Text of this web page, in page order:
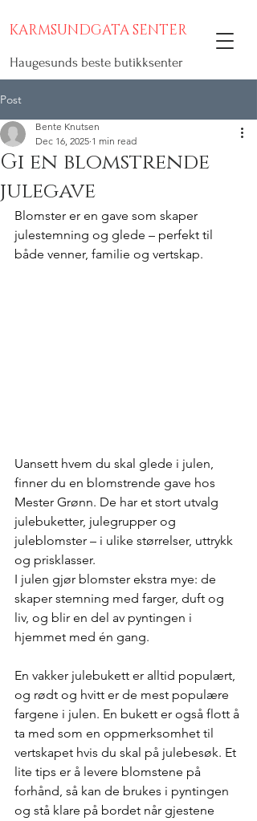
KARMSUNDGATA SENTER
Haugesunds beste butikksenter
Post
Gi en blomstrende
julegave
Bente Knutsen
Dec 16, 2025 1 min read
Blomster er en gave som skaper
julestemning og glede – perfekt til
både venner, familie og vertskap.
Uansett hvem du skal glede i julen,
finner du en blomstrende gave hos
Mester Grønn. De har et stort utvalg
julebuketter, julegrupper og
juleblomster – i ulike størrelser, uttrykk
og prisklasser.
I julen gjør blomster ekstra mye: de
skaper stemning med farger, duft og
liv, og blir en del av pyntingen i
hjemmet med én gang.
En vakker julebukett er alltid populært,
og rødt og hvitt er de mest populære
fargene i julen. En bukett er også flott å
ta med som en oppmerksomhet til
vertskapet hvis du skal på julebesøk. Et
lite tips er å levere blomstene på
forhånd, så kan de brukes i pyntingen
og stå klare på bordet når gjestene